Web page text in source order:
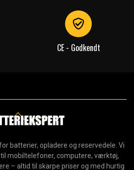
CE - Godkendt
batterier, opladere og reservedele. Vi
mobiltelefoner, computere, værktøj,
– altid til skarpe priser og med hurtig